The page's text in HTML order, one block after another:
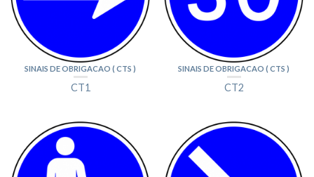
SINAIS DE OBRIGACAO ( CTS )
CT1
SINAIS DE OBRIGACAO ( CTS )
CT2